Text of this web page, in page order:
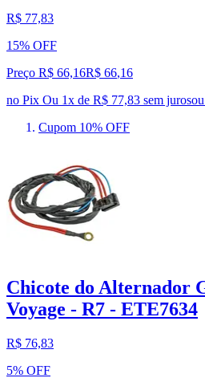
R$ 77,83
15% OFF
Preço R$ 66,16R$ 66,16
no Pix Ou 1x de R$ 77,83 sem jurosou
Cupom 10% OFF
Chicote do Alternador
Voyage - R7 - ETE7634
R$ 76,83
5% OFF